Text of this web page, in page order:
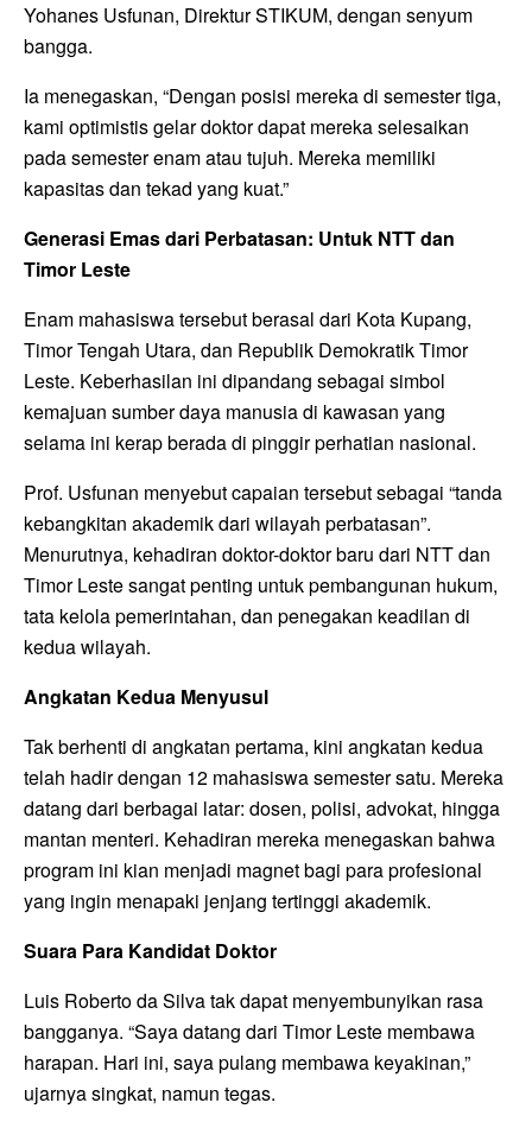
Yohanes Usfunan, Direktur STIKUM, dengan senyum
bangga.
Ia menegaskan, “Dengan posisi mereka di semester tiga,
kami optimistis gelar doktor dapat mereka selesaikan
pada semester enam atau tujuh. Mereka memiliki
kapasitas dan tekad yang kuat.”
Generasi Emas dari Perbatasan: Untuk NTT dan
Timor Leste
Enam mahasiswa tersebut berasal dari Kota Kupang,
Timor Tengah Utara, dan Republik Demokratik Timor
Leste. Keberhasilan ini dipandang sebagai simbol
kemajuan sumber daya manusia di kawasan yang
selama ini kerap berada di pinggir perhatian nasional.
Prof. Usfunan menyebut capaian tersebut sebagai “tanda
kebangkitan akademik dari wilayah perbatasan”.
Menurutnya, kehadiran doktor-doktor baru dari NTT dan
Timor Leste sangat penting untuk pembangunan hukum,
tata kelola pemerintahan, dan penegakan keadilan di
kedua wilayah.
Angkatan Kedua Menyusul
Tak berhenti di angkatan pertama, kini angkatan kedua
telah hadir dengan 12 mahasiswa semester satu. Mereka
datang dari berbagai latar: dosen, polisi, advokat, hingga
mantan menteri. Kehadiran mereka menegaskan bahwa
program ini kian menjadi magnet bagi para profesional
yang ingin menapaki jenjang tertinggi akademik.
Suara Para Kandidat Doktor
Luis Roberto da Silva tak dapat menyembunyikan rasa
bangganya. “Saya datang dari Timor Leste membawa
harapan. Hari ini, saya pulang membawa keyakinan,”
ujarnya singkat, namun tegas.